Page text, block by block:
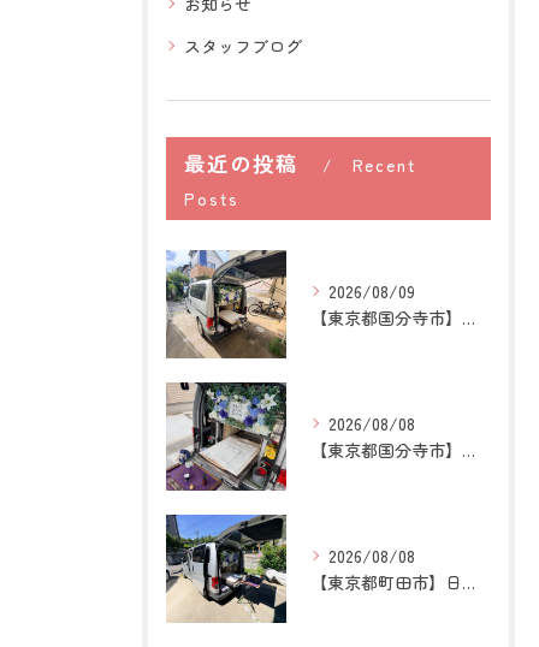
スタッフブログ
最近の投稿
Recent
Posts
2026/08/09
【東京都国分寺市】猫の訪問ペット火葬｜煙や遺骨への不安を残さ...
2026/08/08
【東京都国分寺市】うさぎの訪問ペット火葬｜牧草を替える時間が...
2026/08/08
【東京都町田市】日本スピッツの訪問ペット火葬｜愛犬との穏やか...